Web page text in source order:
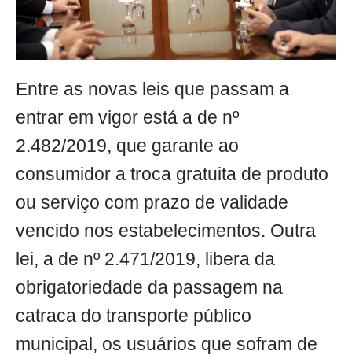
Entre as novas leis que passam a
entrar em vigor está a de nº
2.482/2019, que garante ao
consumidor a troca gratuita de produto
ou serviço com prazo de validade
vencido nos estabelecimentos. Outra
lei, a de nº 2.471/2019, libera da
obrigatoriedade da passagem na
catraca do transporte público
municipal, os usuários que sofram de